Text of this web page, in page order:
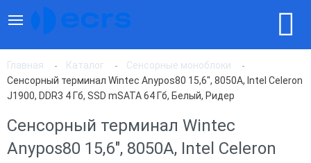
Главная Каталог
Сенсорные моноблоки
Сенсорный терминал Wintec Anypos80 15,6", 8050A, Intel Celeron
J1900, DDR3 4 Гб, SSD mSATA 64 Гб, Белый, Ридер
Сенсорный терминал Wintec
Anypos80 15,6", 8050A, Intel Celeron